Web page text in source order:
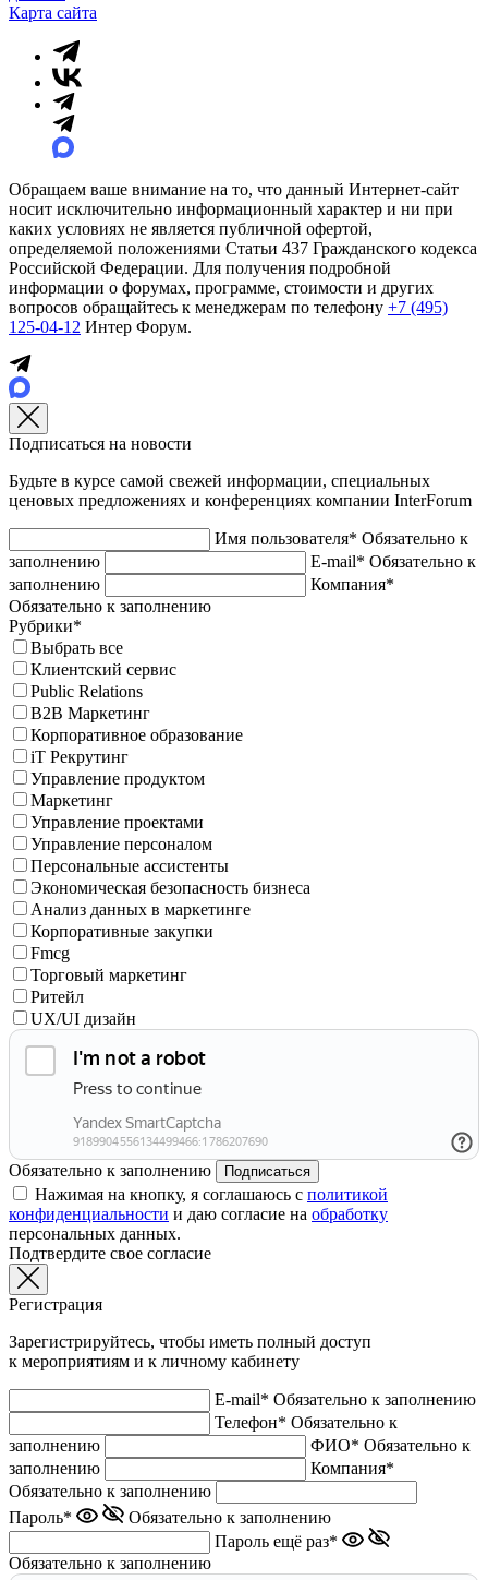
Карта сайта
Обращаем ваше внимание на то, что данный Интернет-сайт
носит исключительно информационный характер и ни при
каких условиях не является публичной офертой,
определяемой положениями Статьи 437 Гражданского кодекса
Российской Федерации. Для получения подробной
информации о форумах, программе, стоимости и других
вопросов обращайтесь к менеджерам по телефону +7 (495)
125-04-12 Интер Форум.
Подписаться на новости
Будьте в курсе самой свежей информации, специальных
ценовых предложениях и конференциях компании InterForum
Имя пользователя* Обязательно к
заполнению
E-mail* Обязательно к
заполнению
Компания*
Обязательно к заполнению
Рубрики*
Выбрать все
Клиентский сервис
Public Relations
B2B Маркетинг
Корпоративное образование
iT Рекрутинг
Управление продуктом
Маркетинг
Управление проектами
Управление персоналом
Персональные ассистенты
Экономическая безопасность бизнеса
Анализ данных в маркетинге
Корпоративные закупки
Fmcg
Торговый маркетинг
Ритейл
UX/UI дизайн
Обязательно к заполнению Подписаться
Нажимая на кнопку, я соглашаюсь с политикой
конфиденциальности и даю согласие на обработку
персональных данных.
Подтвердите свое согласие
Регистрация
Зарегистрируйтесь, чтобы иметь полный доступ
к мероприятиям и к личному кабинету
E-mail* Обязательно к заполнению
Телефон* Обязательно к
заполнению
ФИО* Обязательно к
заполнению
Компания*
Обязательно к заполнению
Пароль*
Обязательно к заполнению
Пароль ещё раз*
Обязательно к заполнению